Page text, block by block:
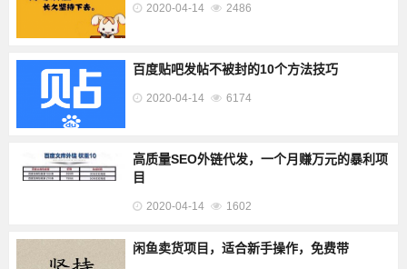
2020-04-14 2486
百度贴吧发帖不被封的10个方法技巧
2020-04-14 6174
高质量SEO外链代发，一个月赚万元的暴利项
目
2020-04-14 1602
闲鱼卖货项目，适合新手操作，免费带